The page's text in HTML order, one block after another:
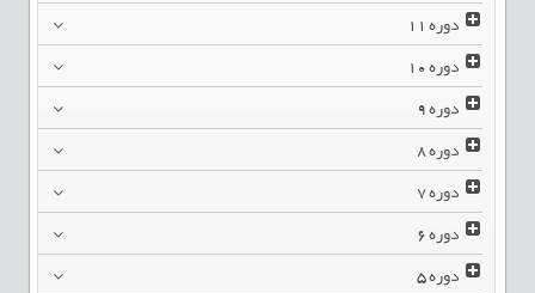
دوره11
دوره10
دوره9
دوره8
دوره7
دوره6
دوره5